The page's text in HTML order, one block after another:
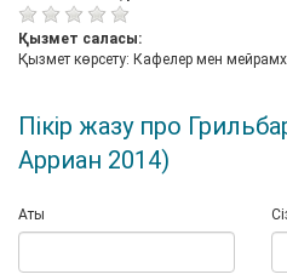
Қызмет саласы:
Қызмет көрсету: Кафелер мен
Пікір жазу про
Арриан 2014)
Аты